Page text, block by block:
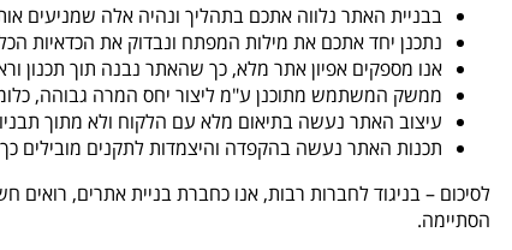
בבניית האתר נלווה אתכם בתהליך ונהיה אלה שמניעים
נתכנן יחד אתכם את מילות המפתח ונבדוק את הכדאיות
אנו מספקים אפיון אתר מלא, כך שהאתר נבנה תוך תכנון
ממשק המשתמש מתוכנן ע"מ ליצור יחס המרה גבוהה,
עיצוב האתר נעשה בתיאום מלא עם הלקוח ולא מתוך
תכנות האתר נעשה בהקפדה והיצמדות לתקנים מובילים
לסיכום – בניגוד לחברות רבות, אנו כחברת בניית אתרים,
הסתיימה.